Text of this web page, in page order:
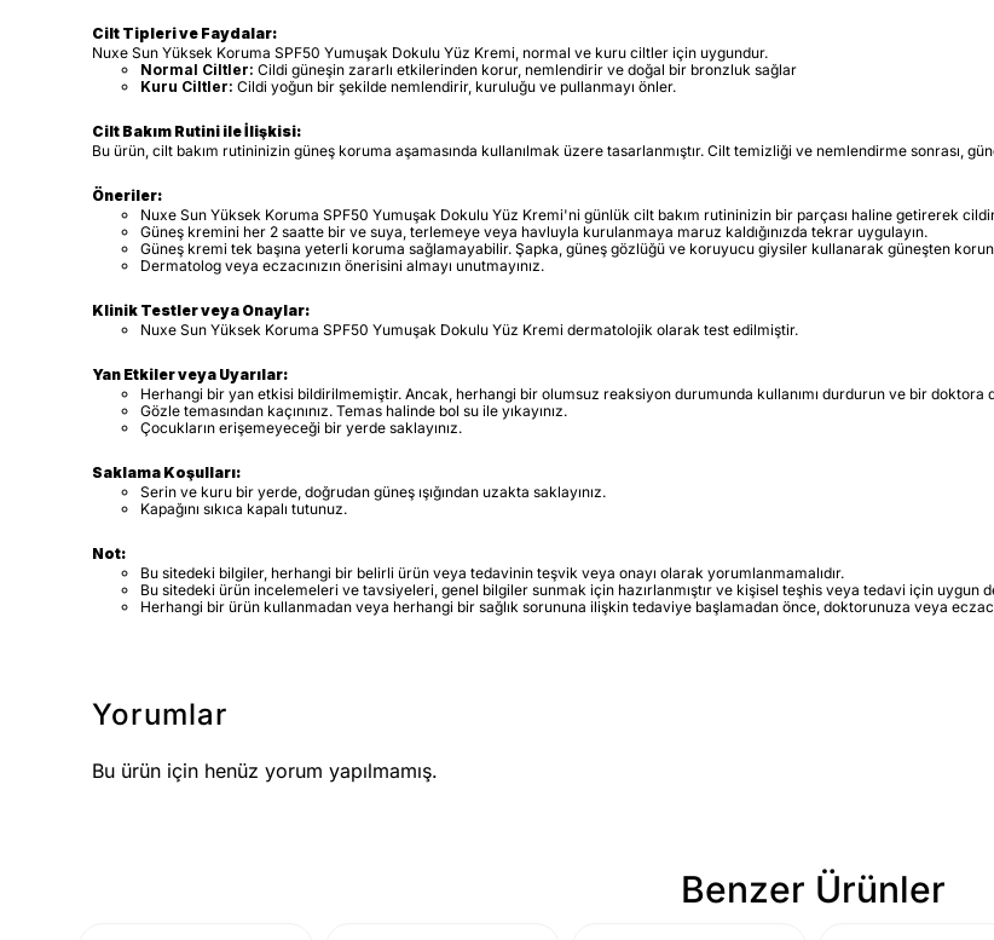
Cilt Tipleri ve Faydalar:
Nuxe Sun Yüksek Koruma SPF50 Yumuşak Dokulu Yüz Kremi, normal ve kuru ciltler için uygundur.
Normal Ciltler: Cildi güneşin zararlı etkilerinden korur, nemlendirir ve doğal bir bronzluk sağlar
Kuru Ciltler: Cildi yoğun bir şekilde nemlendirir, kuruluğu ve pullanmayı önler.
Cilt Bakım Rutini ile İlişkisi:
Bu ürün, cilt bakım rutininizin güneş koruma aşamasında kullanılmak üzere tasarlanmıştır. Cilt temizliği ve nemlendirme sonrası,
Öneriler:
Nuxe Sun Yüksek Koruma SPF50 Yumuşak Dokulu Yüz Kremi'ni günlük cilt bakım rutininizin bir parçası haline getirerek
Güneş kremini her 2 saatte bir ve suya, terlemeye veya havluyla kurulanmaya maruz kaldığınızda tekrar uygulayın.
Güneş kremi tek başına yeterli koruma sağlamayabilir. Şapka, güneş gözlüğü ve koruyucu giysiler kullanarak güneşten
Dermatolog veya eczacınızın önerisini almayı unutmayınız.
Klinik Testler veya Onaylar:
Nuxe Sun Yüksek Koruma SPF50 Yumuşak Dokulu Yüz Kremi dermatolojik olarak test edilmiştir.
Yan Etkiler veya Uyarılar:
Herhangi bir yan etkisi bildirilmemiştir. Ancak, herhangi bir olumsuz reaksiyon durumunda kullanımı durdurun ve bir doktora
Gözle temasından kaçınınız. Temas halinde bol su ile yıkayınız.
Çocukların erişemeyeceği bir yerde saklayınız.
Saklama Koşulları:
Serin ve kuru bir yerde, doğrudan güneş ışığından uzakta saklayınız.
Kapağını sıkıca kapalı tutunuz.
Not:
Bu sitedeki bilgiler, herhangi bir belirli ürün veya tedavinin teşvik veya onayı olarak yorumlanmamalıdır.
Bu sitedeki ürün incelemeleri ve tavsiyeleri, genel bilgiler sunmak için hazırlanmıştır ve kişisel teşhis veya tedavi için uygun
Herhangi bir ürün kullanmadan veya herhangi bir sağlık sorununa ilişkin tedaviye başlamadan önce, doktorunuza veya
Yorumlar
Bu ürün için henüz yorum yapılmamış.
Benzer Ürünler